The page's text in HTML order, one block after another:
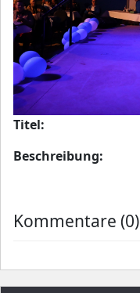
Titel:
Beschreibung:
Kommentare (0)